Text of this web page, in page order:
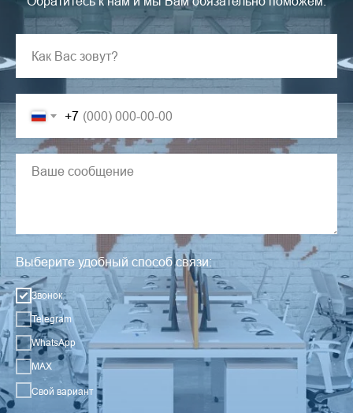
+7
Выберите удобный способ связи:
Звонок
Telegram
WhatsApp
MAX
Свой вариант